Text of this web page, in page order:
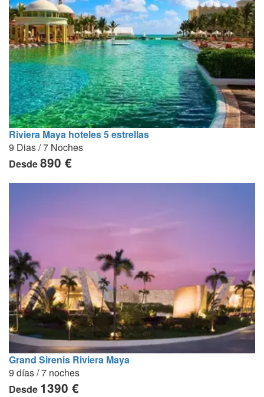
Riviera Maya hoteles 5 estrellas
9 Dias / 7 Noches
Desde890 €
Grand Sirenis Riviera Maya
9 días / 7 noches
Desde 1390 €